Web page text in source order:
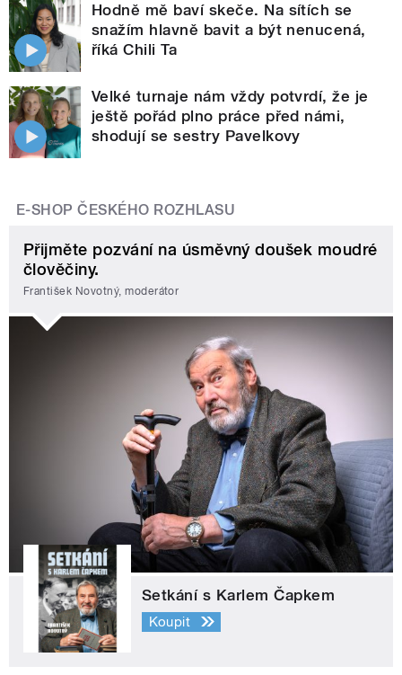
Hodně mě baví skeče. Na sítích se
snažím hlavně bavit a být nenucená,
říká Chili Ta
Velké turnaje nám vždy potvrdí, že je
ještě pořád plno práce před námi,
shodují se sestry Pavelkovy
E-SHOP ČESKÉHO ROZHLASU
Přijměte pozvání na úsměvný doušek moudré
člověčiny.
František Novotný, moderátor
Setkání s Karlem Čapkem
Koupit